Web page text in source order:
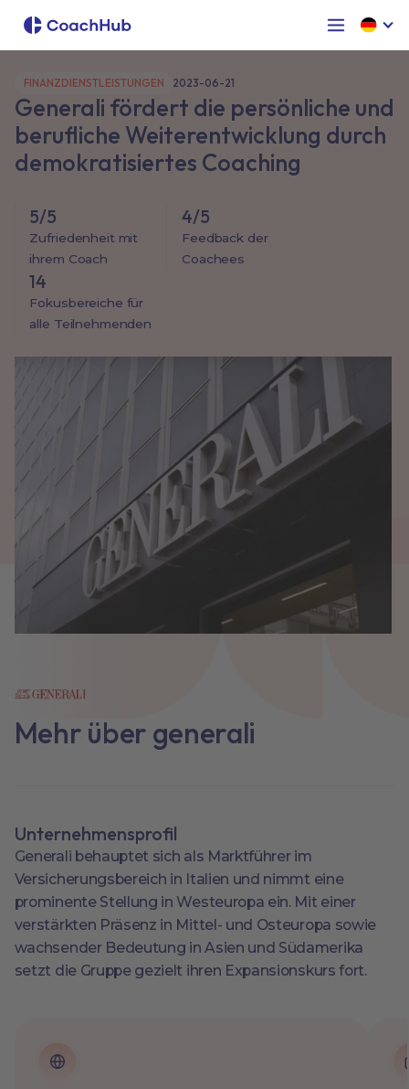
FINANZDIENSTLEISTUNGEN 2023-06-21
Generali fördert die persönliche und
berufliche Weiterentwicklung durch
demokratisiertes Coaching
5/5
Zufriedenheit mit
ihrem Coach
4/5
Feedback der
Coachees
14
Fokusbereiche für
alle Teilnehmenden
Mehr über generali
Unternehmensprofil
Generali behauptet sich als Marktführer im
Versicherungsbereich in Italien und nimmt eine
prominente Stellung in Westeuropa ein. Mit einer
verstärkten Präsenz in Mittel- und Osteuropa sowie
wachsender Bedeutung in Asien und Südamerika
setzt die Gruppe gezielt ihren Expansionskurs fort.